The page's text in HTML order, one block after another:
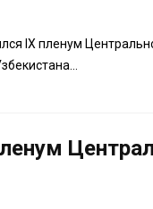
IX пленум